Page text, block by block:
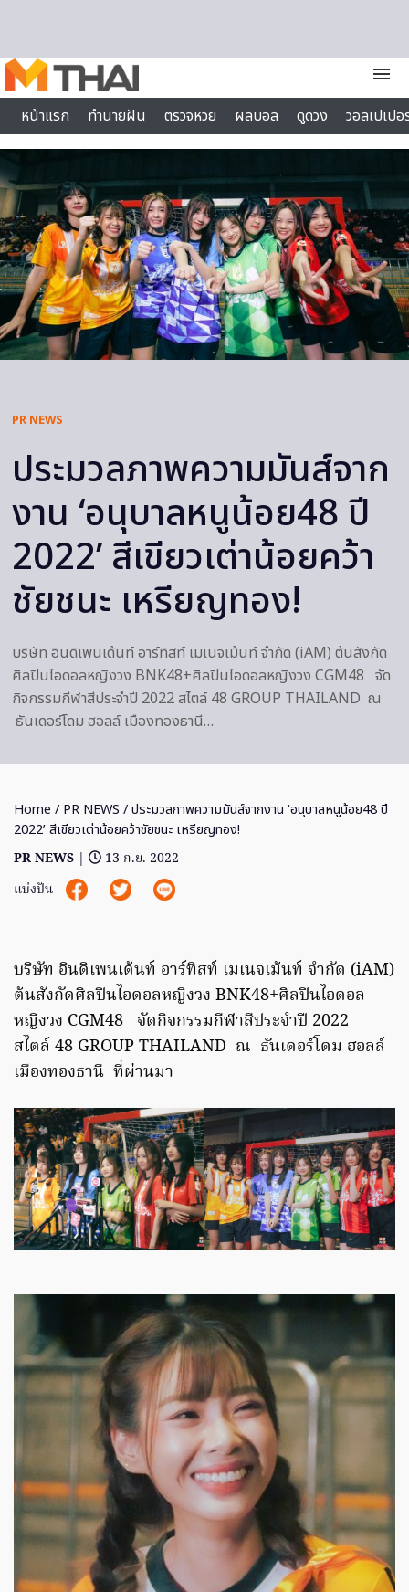
menu
หน้าแรก
ทำนายฝัน ตรวจหวย ผลบอล ดูดวง
วอลเปเป
ไลฟ์สไตล์
PR NEWS
ประมวลภาพความมันส์จาก
งาน ‘อนุบาลหนูน้อย48 ปี
2022’ สีเขียวเต่าน้อยคว้า
ชัยชนะ เหรียญทอง!
บริษัท อินดิเพนเด้นท์ อาร์ทิสท์ เมเนจเม้นท์ จำกัด (iAM) ต้นสังกัด
ศิลปินไอดอลหญิงวง BNK48+ศิลปินไอดอลหญิงวง CGM48 จัด
กิจกรรมกีฬาสีประจำปี 2022 สไตล์ 48 GROUP THAILAND ณ
ธันเดอร์โดม ฮอลล์ เมืองทองธานี…
Home / PR NEWS / ประมวลภาพความมันส์จากงาน ‘อนุบาลหนูน้อย48 ปี
2022’ สีเขียวเต่าน้อยคว้าชัยชนะ เหรียญทอง!
PR NEWS |
13 ก.ย. 2022
แบ่งปัน
บริษัท อินดิเพนเด้นท์ อาร์ทิสท์ เมเนจเม้นท์ จำกัด (iAM)
ต้นสังกัดศิลปินไอดอลหญิงวง BNK48+ศิลปินไอดอล
หญิงวง CGM48 จัดกิจกรรมกีฬาสีประจำปี 2022
สไตล์ 48 GROUP THAILAND ณ ธันเดอร์โดม ฮอลล์
เมืองทองธานี ที่ผ่านมา